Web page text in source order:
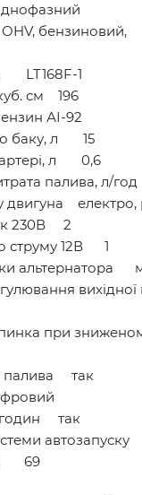
бензиновий,
LT168F-1
см 196
АІ-92
баку, л 15
л 0,6
палива, л/
двигуна електро,
230В 2
струму 12В 1
альтернатора
вихідної
при
палива так
так
автозапуску
69